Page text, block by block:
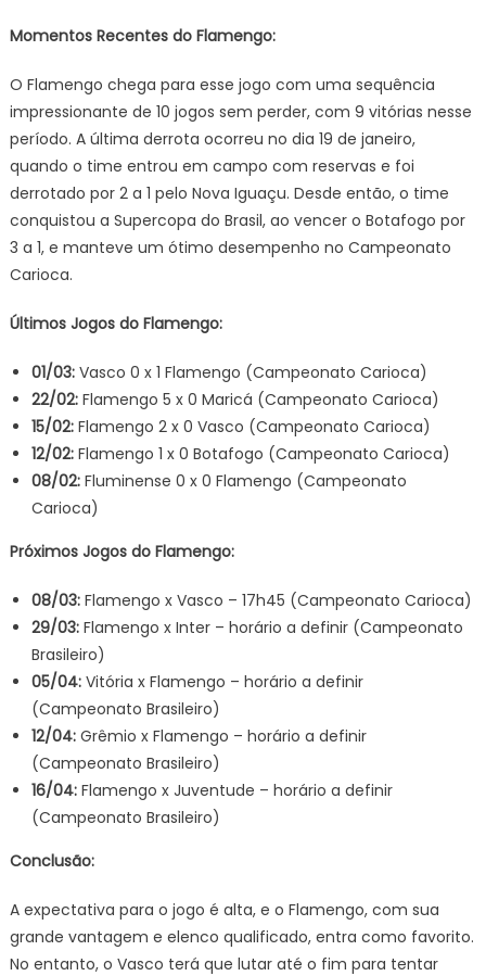
Momentos Recentes do Flamengo:
O Flamengo chega para esse jogo com uma sequência
impressionante de 10 jogos sem perder, com 9 vitórias nesse
período. A última derrota ocorreu no dia 19 de janeiro,
quando o time entrou em campo com reservas e foi
derrotado por 2 a 1 pelo Nova Iguaçu. Desde então, o time
conquistou a Supercopa do Brasil, ao vencer o Botafogo por
3 a 1, e manteve um ótimo desempenho no Campeonato
Carioca.
Últimos Jogos do Flamengo:
01/03:Vasco 0 x 1 Flamengo (Campeonato Carioca)
22/02:Flamengo 5 x 0 Maricá (Campeonato Carioca)
15/02:Flamengo 2 x 0 Vasco (Campeonato Carioca)
12/02:Flamengo 1 x 0 Botafogo (Campeonato Carioca)
08/02:Fluminense 0 x 0 Flamengo (Campeonato
Carioca)
Próximos Jogos do Flamengo:
08/03:Flamengo x Vasco – 17h45 (Campeonato Carioca)
29/03:Flamengo x Inter – horário a definir (Campeonato
Brasileiro)
05/04:Vitória x Flamengo – horário a definir
(Campeonato Brasileiro)
12/04:Grêmio x Flamengo – horário a definir
(Campeonato Brasileiro)
16/04:Flamengo x Juventude – horário a definir
(Campeonato Brasileiro)
Conclusão:
A expectativa para o jogo é alta, e o Flamengo, com sua
grande vantagem e elenco qualificado, entra como favorito.
No entanto, o Vasco terá que lutar até o fim para tentar